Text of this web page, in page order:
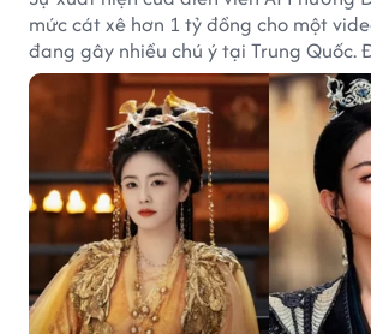
mức cát xê hơn 1 tỷ đồng cho một
đang gây nhiều chú ý tại Trung Quốc.
không ít người đặt câu hỏi liệu những
đầu như Bạch Lộc, Triệu Lệ Dĩnh có
trong tương lai.